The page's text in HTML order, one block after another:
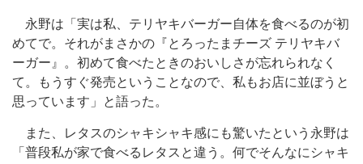
永野は「実は私、テリヤキバーガー自体を食べるのが初
めてで。それがまさかの『とろったまチーズ テリヤキバ
ーガー』。初めて食べたときのおいしさが忘れられなく
て。もうすぐ発売ということなので、私もお店に並ぼうと
思っています」と語った。
また、レタスのシャキシャキ感にも驚いたという永野は
「普段私が家で食べるレタスと違う。何でそんなにシャキ